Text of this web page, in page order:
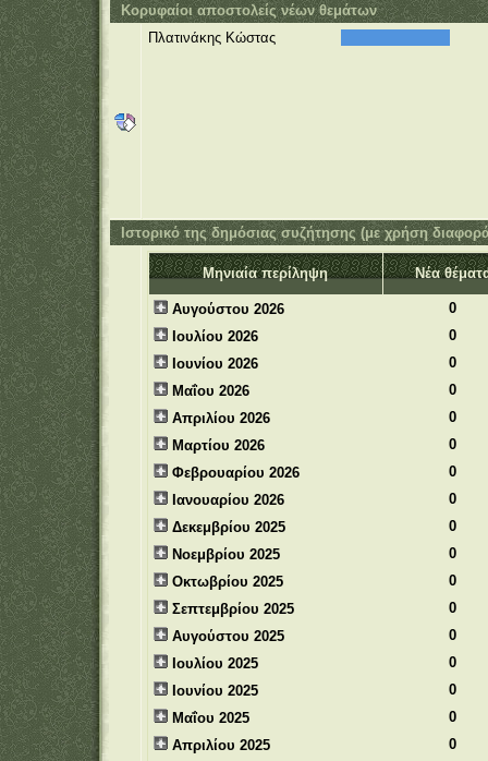
Κορυφαίοι αποστολείς νέων θεμάτων
Πλατινάκης Κώστας
Ιστορικό της δημόσιας συζήτησης (με χρήση
Μηνιαία περίληψη Νέα
Αυγούστου 2026
0
Ιουλίου 2026
0
Ιουνίου 2026
0
Μαΐου 2026
0
Απριλίου 2026
0
Μαρτίου 2026
0
Φεβρουαρίου 2026
0
Ιανουαρίου 2026
0
Δεκεμβρίου 2025
0
Νοεμβρίου 2025
0
Οκτωβρίου 2025
0
Σεπτεμβρίου 2025
0
Αυγούστου 2025
0
Ιουλίου 2025
0
Ιουνίου 2025
0
Μαΐου 2025
0
Απριλίου 2025
0